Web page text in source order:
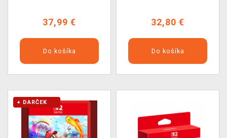
37,99 €
Do košíka
32,80 €
Do košíka
+ DARČEK